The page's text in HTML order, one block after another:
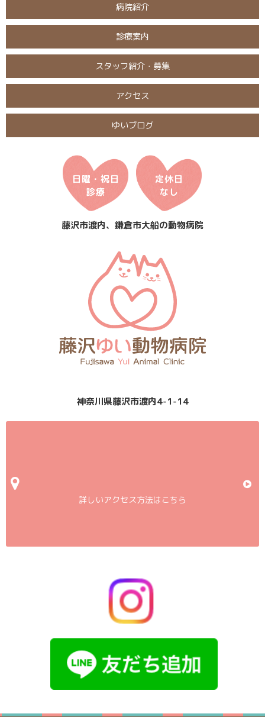
病院紹介
診療案内
スタッフ紹介・募集
アクセス
ゆいブログ
日曜・祝日
診療
定休日
なし
藤沢市渡内、鎌倉市大船の動物病院
神奈川県藤沢市渡内4-1-14
詳しいアクセス方法はこちら